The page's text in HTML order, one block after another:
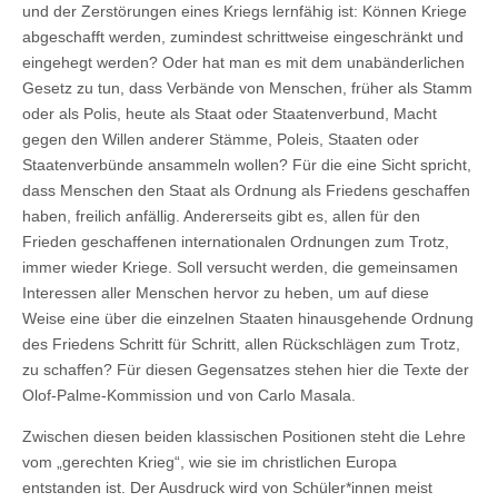
und der Zerstörungen eines Kriegs lernfähig ist: Können Kriege
abgeschafft werden, zumindest schrittweise eingeschränkt und
eingehegt werden? Oder hat man es mit dem unabänderlichen
Gesetz zu tun, dass Verbände von Menschen, früher als Stamm
oder als Polis, heute als Staat oder Staatenverbund, Macht
gegen den Willen anderer Stämme, Poleis, Staaten oder
Staatenverbünde ansammeln wollen? Für die eine Sicht spricht,
dass Menschen den Staat als Ordnung als Friedens geschaffen
haben, freilich anfällig. Andererseits gibt es, allen für den
Frieden geschaffenen internationalen Ordnungen zum Trotz,
immer wieder Kriege. Soll versucht werden, die gemeinsamen
Interessen aller Menschen hervor zu heben, um auf diese
Weise eine über die einzelnen Staaten hinausgehende Ordnung
des Friedens Schritt für Schritt, allen Rückschlägen zum Trotz,
zu schaffen? Für diesen Gegensatzes stehen hier die Texte der
Olof-Palme-Kommission und von Carlo Masala.
Zwischen diesen beiden klassischen Positionen steht die Lehre
vom „gerechten Krieg“, wie sie im christlichen Europa
entstanden ist. Der Ausdruck wird von Schüler*innen meist